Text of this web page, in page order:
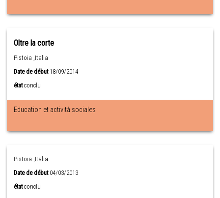
Oltre la corte
Pistoia ,Italia
Date de début18/09/2014
état conclu
Education et actività sociales
Pistoia ,Italia
Date de début04/03/2013
état conclu